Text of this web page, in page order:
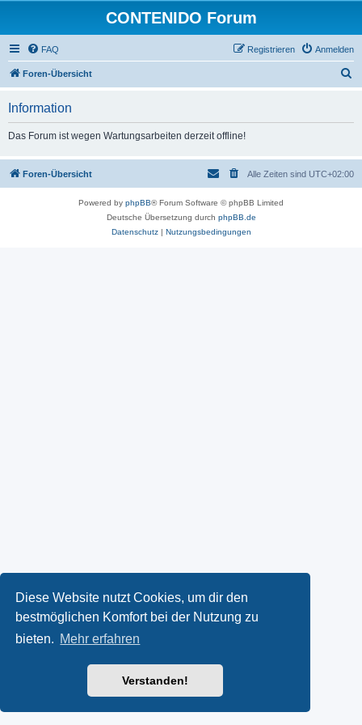
Diese Website nutzt Cookies, um dir den
bestmöglichen Komfort bei der Nutzung zu
bieten. Mehr erfahren
Verstanden!
CONTENIDO Forum
FAQ Anmelden
Registrieren
Foren-Übersicht
Information
Das Forum ist wegen Wartungsarbeiten derzeit offline!
Foren-Übersicht Alle Zeiten sind UTC+02:00
Powered by phpBB® Forum Software © phpBB Limited
Deutsche Übersetzung durch phpBB.de
Datenschutz| Nutzungsbedingungen